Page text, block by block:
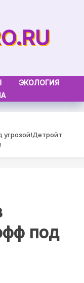
ЭКОЛОГИЯ
угрозой!Детройт
под